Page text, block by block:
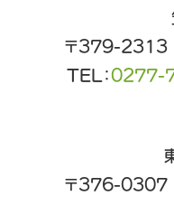
〒379-2313 み
TEL：0277-
〒376-0307 み